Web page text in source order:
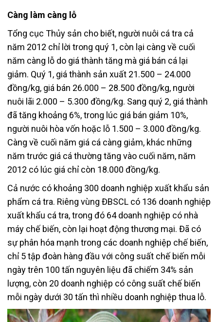
Càng làm càng lỗ
Tổng cục Thủy sản cho biết, người nuôi cá tra cả
năm 2012 chỉ lời trong quý 1, còn lại càng về cuối
năm càng lỗ do giá thành tăng mà giá bán cá lại
giảm. Quý 1, giá thành sản xuất 21.500 – 24.000
đồng/kg, giá bán 26.000 – 28.500 đồng/kg, người
nuôi lãi 2.000 – 5.300 đồng/kg. Sang quý 2, giá thành
đã tăng khoảng 6%, trong lúc giá bán giảm 10%,
người nuôi hòa vốn hoặc lỗ 1.500 – 3.000 đồng/kg.
Càng về cuối năm giá cá càng giảm, khác những
năm trước giá cá thường tăng vào cuối năm, năm
2012 có lúc giá chỉ còn 18.000 đồng/kg.
Cả nước có khoảng 300 doanh nghiệp xuất khẩu sản
phẩm cá tra. Riêng vùng ĐBSCL có 136 doanh nghiệp
xuất khẩu cá tra, trong đó 64 doanh nghiệp có nhà
máy chế biến, còn lại hoạt động thương mại. Đã có
sự phân hóa mạnh trong các doanh nghiệp chế biến,
chỉ 5 tập đoàn hàng đầu với công suất chế biến mỗi
ngày trên 100 tấn nguyên liệu đã chiếm 34% sản
lượng, còn 20 doanh nghiệp có công suất chế biến
mỗi ngày dưới 30 tấn thì nhiều doanh nghiệp thua lỗ.